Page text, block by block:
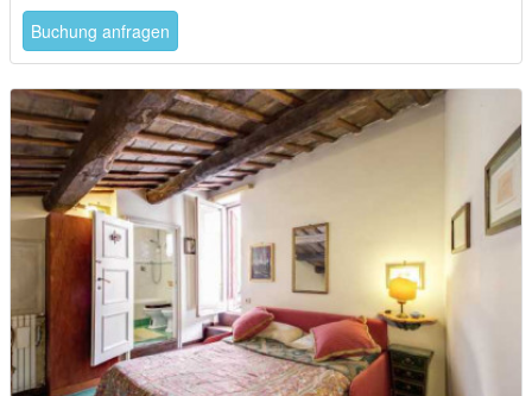
Buchung anfragen